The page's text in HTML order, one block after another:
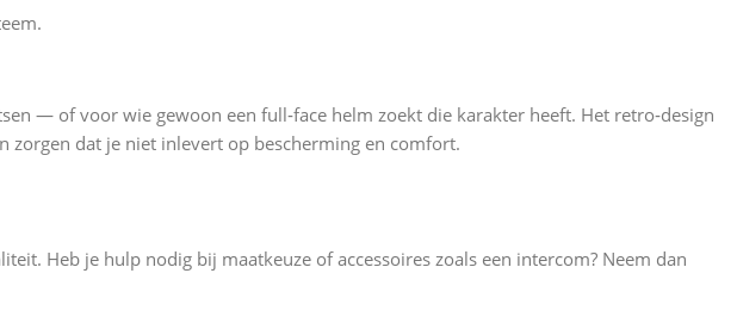
— of voor wie gewoon een full‑face helm zoekt die karakter heeft. Het retro‑design
zorgen dat je niet inlevert op bescherming en comfort.
Heb je hulp nodig bij maatkeuze of accessoires zoals een intercom? Neem dan